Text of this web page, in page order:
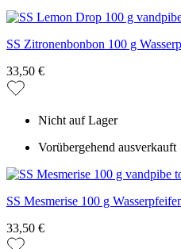
SS Zitronenbonbon 100 g
33,50 €
Nicht auf Lager
Vorübergehend ausverkauft
SS Mesmerise 100 g
33,50 €